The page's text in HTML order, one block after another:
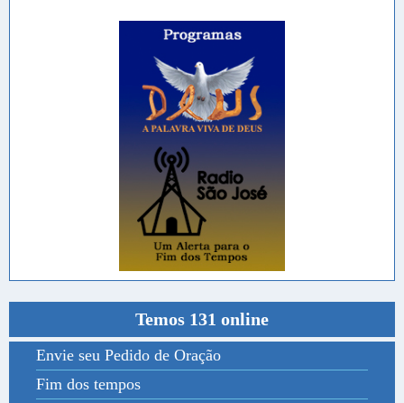
Temos 131 online
Envie seu Pedido de Oração
Fim dos tempos